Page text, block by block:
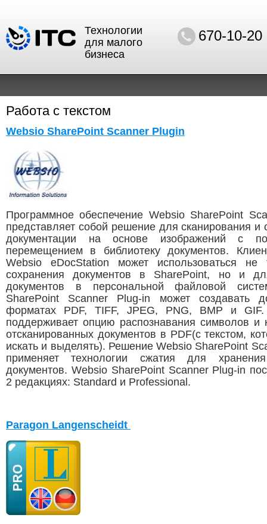
Технологии
для малого
бизнеса
670-10-20
Работа с текстом
Websio SharePoint Scanner Plugin
Программное обеспечение Websio SharePoint
представляет собой решение для сканирования и
документации на основе изображений с
перемещением в библиотеку документов.
Websio eDocStation может использоваться не
сохранения документов в SharePoint, но и
документов в персональной файловой
SharePoint Scanner Plug-in может создавать
форматах PDF, TIFF, JPEG, PNG, BMP и GIF.
поддерживает опцию распознавания символов и
отсканированных документов в PDF(с текстом,
искать и выделять). Решение Websio SharePoint
применяет технологии сжатия для
документов. Websio SharePoint Scanner Plug-in
2 редакциях: Standard и Professional.
Paragon Langenscheidt